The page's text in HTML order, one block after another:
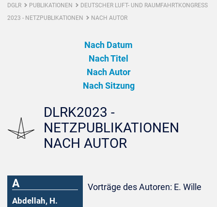
DGLR PUBLIKATIONEN
DEUTSCHER LUFT- UND RAUMFAHRTKONGRESS
2023 - NETZPUBLIKATIONEN
NACH AUTOR
Nach Datum
Nach Titel
Nach Autor
Nach Sitzung
DLRK2023 -
NETZPUBLIKATIONEN
NACH AUTOR
A
Abdellah, H.
Vorträge des Autoren: E. Wille